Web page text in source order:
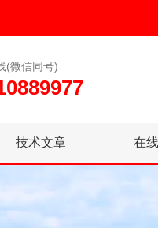
(微信同号)
技术文章 在